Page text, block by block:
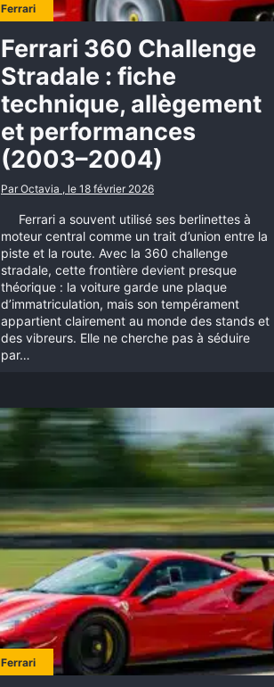
Ferrari
Ferrari 360 Challenge
Stradale : fiche
technique, allègement
et performances
(2003–2004)
Par Octavia , le 18 février 2026
Ferrari a souvent utilisé ses berlinettes à
moteur central comme un trait d’union entre la
piste et la route. Avec la 360 challenge
stradale, cette frontière devient presque
théorique : la voiture garde une plaque
d’immatriculation, mais son tempérament
appartient clairement au monde des stands et
des vibreurs. Elle ne cherche pas à séduire
par…
Ferrari